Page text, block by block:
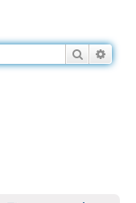
Поиск